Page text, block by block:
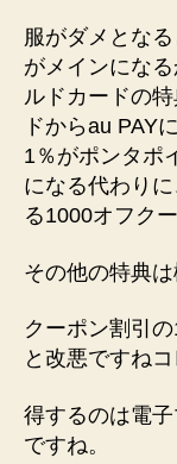
服がダメとな
がメインにな
ルドカードの
ドからau PAY
1％がポンタポ
になる代わり
る1000オフク
その他の特典は
クーポン割引
と改悪ですねコ
得するのは電
ですね。